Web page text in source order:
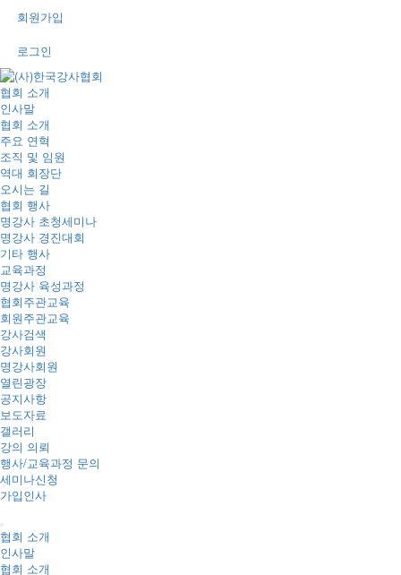
회원가입
로그인
협회 소개
인사말
협회 소개
주요 연혁
조직 및 임원
역대 회장단
오시는 길
협회 행사
명강사 초청세미나
명강사 경진대회
기타 행사
교육과정
명강사 육성과정
협회주관교육
회원주관교육
강사검색
강사회원
명강사회원
열린광장
공지사항
보도자료
갤러리
강의 의뢰
행사/교육과정 문의
세미나신청
가입인사
협회 소개
인사말
협회 소개